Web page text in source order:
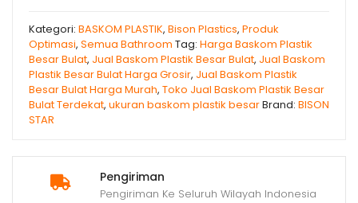
Pengiriman
Pengiriman Ke Seluruh Wilayah Indonesia
Kategori: BASKOM PLASTIK, Bison Plastics, Produk
Optimasi, Semua Bathroom Tag: Harga Baskom Plastik
Besar Bulat, Jual Baskom Plastik Besar Bulat, Jual Baskom
Plastik Besar Bulat Harga Grosir, Jual Baskom Plastik
Besar Bulat Harga Murah, Toko Jual Baskom Plastik Besar
Bulat Terdekat, ukuran baskom plastik besarBrand: BISON
STAR